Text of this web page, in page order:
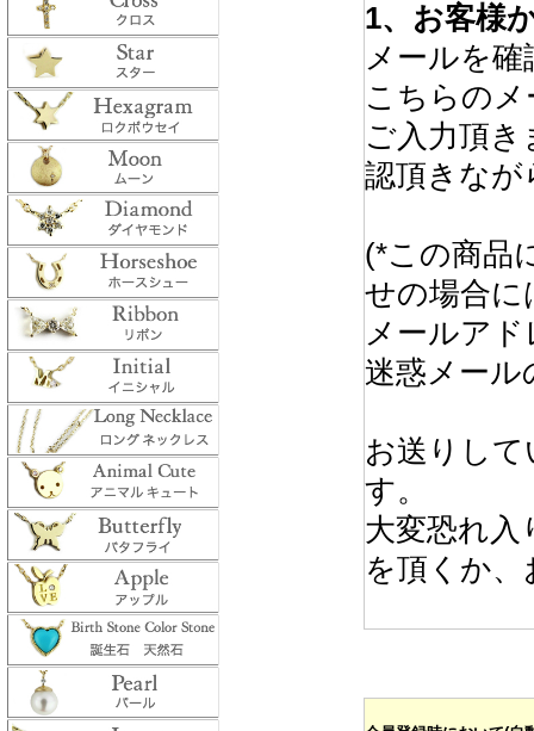
1、お客様
メールを
こちらの
ご入力頂
認頂きなが
(*この商品
せの場合に
メールア
迷惑メール
お送りし
す。
大変恐れ入
を頂くか